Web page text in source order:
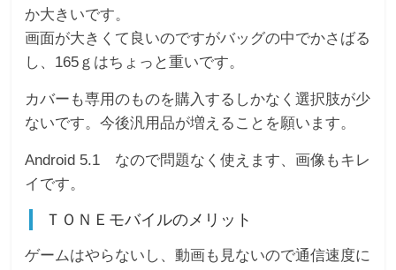
か大きいです。
画面が大きくて良いのですがバッグの中でかさばる
し、165ｇはちょっと重いです。
カバーも専用のものを購入するしかなく選択肢が少
ないです。今後汎用品が増えることを願います。
Android 5.1 なので問題なく使えます、画像もキレ
イです。
ＴＯＮＥモバイルのメリット
ゲームはやらないし、動画も見ないので通信速度に